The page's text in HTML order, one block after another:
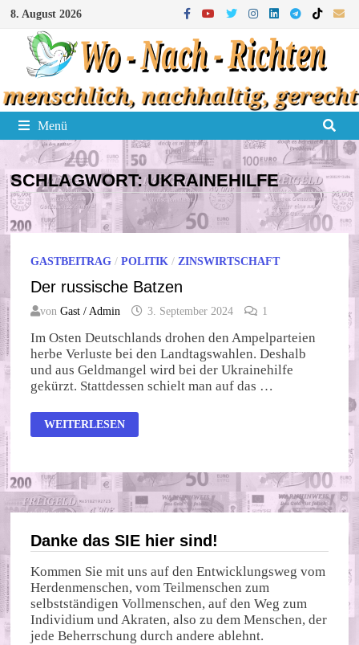
Zum
Inhalt
springen
8. August 2026
Menü
SCHLAGWORT:UKRAINEHILFE
GASTBEITRAG /POLITIK /ZINSWIRTSCHAFT
Der russische Batzen
vonGast / Admin 3. September 2024 1
Im Osten Deutschlands drohen den Ampelparteien
herbe Verluste bei den Landtagswahlen. Deshalb
und aus Geldmangel wird bei der Ukrainehilfe
gekürzt. Stattdessen schielt man auf das …
DER
RUSSISCHE
WEITERLESEN
Danke das SIE hier sind!
Kommen Sie mit uns auf den Entwicklungsweg vom
Herdenmenschen, vom Teilmenschen zum
selbstständigen Vollmenschen, auf den Weg zum
Individium und Akraten, also zu dem Menschen, der
jede Beherrschung durch andere ablehnt.